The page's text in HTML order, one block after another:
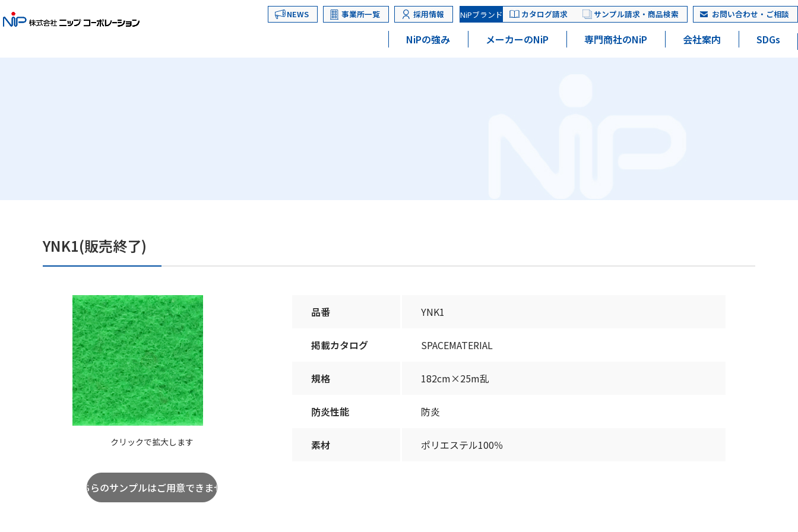
NEWS 事業所一覧 採用情報 NiPブランド カタログ請求 サンプル請求・商品検索 お問い合わせ・ご相談
NiPの強み メーカーのNiP 専門商社のNiP 会社案内 SDGs
YNK1(販売終了)
クリックで拡大します
品番 YNK1
掲載カタログ SPACEMATERIAL
規格 182cm×25m乱
防炎性能 防炎
素材 ポリエステル100％